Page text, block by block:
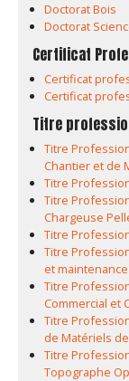
Doctorat Bois
Doctorat
Certificat
Certificat
Certificat
Titre
Titre
Chantier et de
Titre
Titre
Chargeuse
Titre
Titre
et
Titre
Commercial et
Titre
de Matériels
Titre
Topographe